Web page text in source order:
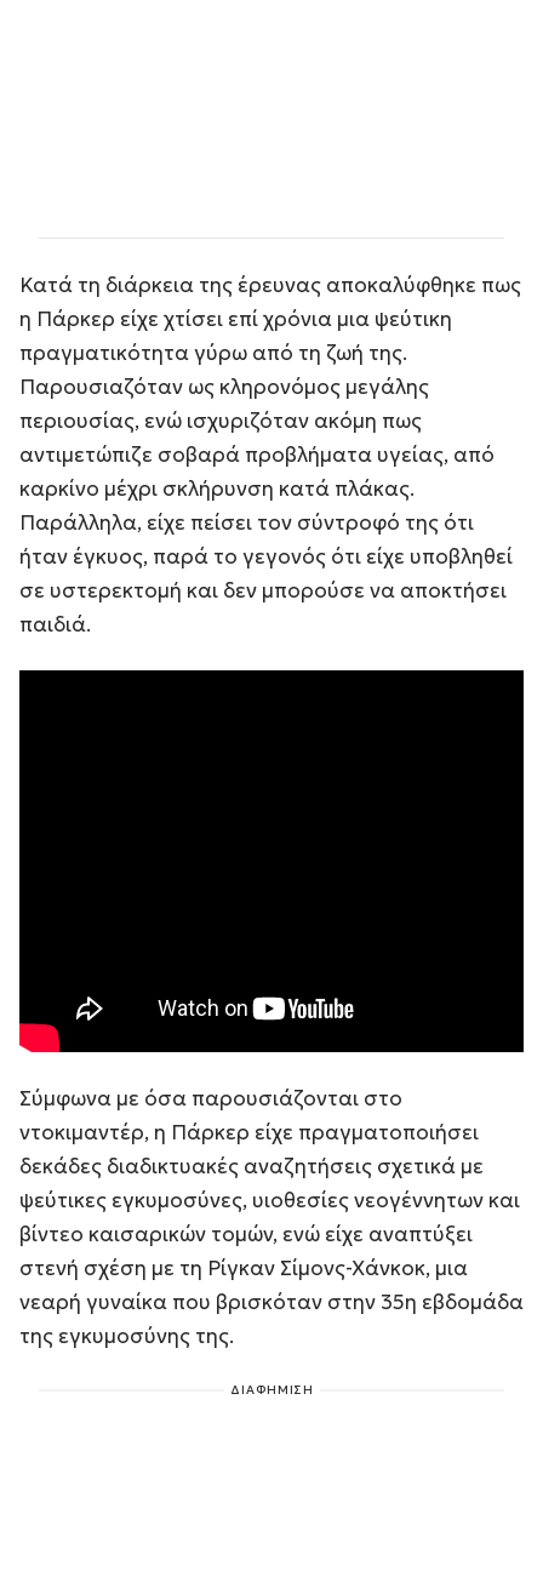
Κατά τη διάρκεια της έρευνας αποκαλύφθηκε πως
η Πάρκερ είχε χτίσει επί χρόνια μια ψεύτικη
πραγματικότητα γύρω από τη ζωή της.
Παρουσιαζόταν ως κληρονόμος μεγάλης
περιουσίας, ενώ ισχυριζόταν ακόμη πως
αντιμετώπιζε σοβαρά προβλήματα υγείας, από
καρκίνο μέχρι σκλήρυνση κατά πλάκας.
Παράλληλα, είχε πείσει τον σύντροφό της ότι
ήταν έγκυος, παρά το γεγονός ότι είχε υποβληθεί
σε υστερεκτομή και δεν μπορούσε να αποκτήσει
παιδιά.
Σύμφωνα με όσα παρουσιάζονται στο
ντοκιμαντέρ, η Πάρκερ είχε πραγματοποιήσει
δεκάδες διαδικτυακές αναζητήσεις σχετικά με
ψεύτικες εγκυμοσύνες, υιοθεσίες νεογέννητων και
βίντεο καισαρικών τομών, ενώ είχε αναπτύξει
στενή σχέση με τη Ρίγκαν Σίμονς-Χάνκοκ, μια
νεαρή γυναίκα που βρισκόταν στην 35η εβδομάδα
της εγκυμοσύνης της.
ΔΙΑΦΗΜΙΣΗ